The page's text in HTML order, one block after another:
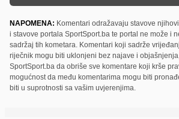
NAPOMENA: Komentari odražavaju stavove
i stavove portala SportSport.ba te portal ne može i
sadržaj tih kometara. Komentari koji sadrže
riječnik mogu biti uklonjeni bez najave i
SportSport.ba da obriše sve komentare koji krše
mogućnost da među komentarima mogu biti
biti u suprotnosti sa vašim uvjerenjima.